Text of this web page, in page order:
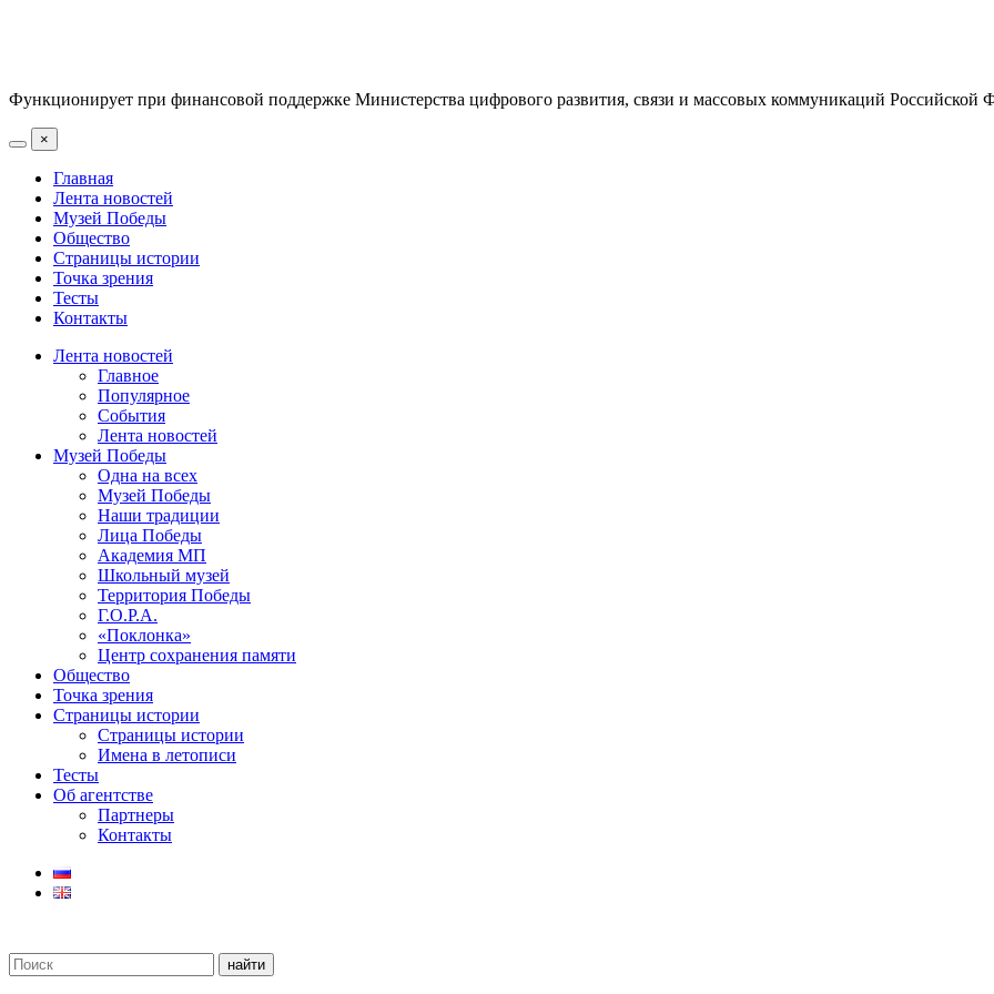
Функционирует при финансовой поддержке Министерства цифрового развития, связи и массовых коммуникаций Российской
×
Главная
Лента новостей
Музей Победы
Общество
Страницы истории
Точка зрения
Тесты
Контакты
Лента новостей
Главное
Популярное
События
Лента новостей
Музей Победы
Одна на всех
Музей Победы
Наши традиции
Лица Победы
Академия МП
Школьный музей
Территория Победы
Г.О.Р.А.
«Поклонка»
Центр сохранения памяти
Общество
Точка зрения
Страницы истории
Страницы истории
Имена в летописи
Тесты
Об агентстве
Партнеры
Контакты